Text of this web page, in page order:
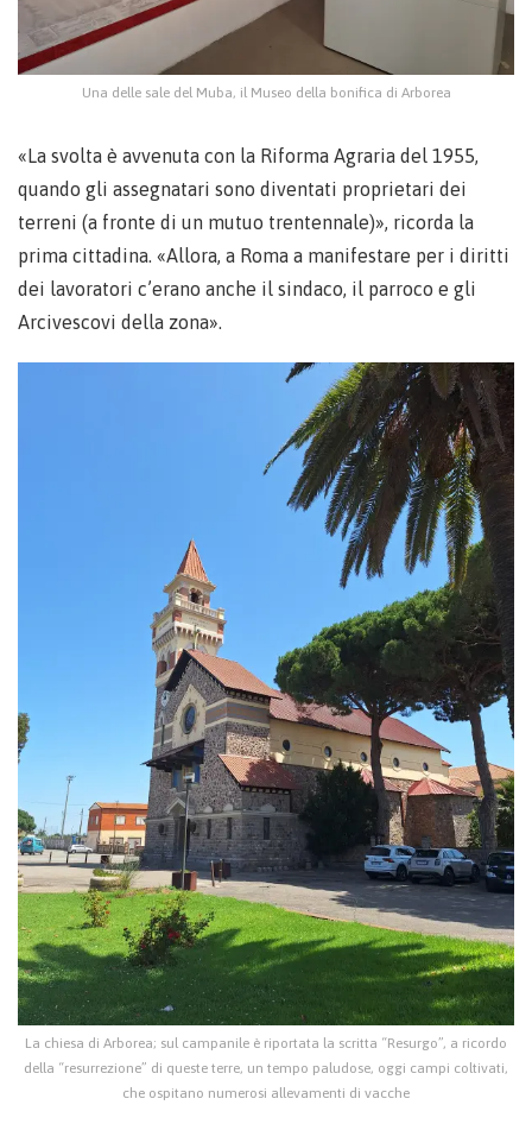
Una delle sale del Muba, il Museo della bonifica di Arborea
«La svolta è avvenuta con la Riforma Agraria del 1955,
quando gli assegnatari sono diventati proprietari dei
terreni (a fronte di un mutuo trentennale)», ricorda la
prima cittadina. «Allora, a Roma a manifestare per i diritti
dei lavoratori c’erano anche il sindaco, il parroco e gli
Arcivescovi della zona».
La chiesa di Arborea; sul campanile è riportata la scritta “Resurgo”, a ricordo
della “resurrezione” di queste terre, un tempo paludose, oggi campi coltivati,
che ospitano numerosi allevamenti di vacche